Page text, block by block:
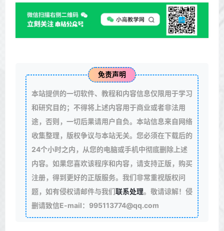
免责声明
本站提供的一切软件、教程和内容信息仅限用于学习
和研究目的；不得将上述内容用于商业或者非法用
途，否则，一切后果请用户自负。本站信息来自网络
收集整理，版权争议与本站无关。您必须在下载后的
24个小时之内，从您的电脑或手机中彻底删除上述
内容。如果您喜欢该程序和内容，请支持正版，购买
注册，得到更好的正版服务。我们非常重视版权问
题，如有侵权请邮件与我们联系处理。敬请谅解！侵
删请致信E-mail：995113774@qq.com